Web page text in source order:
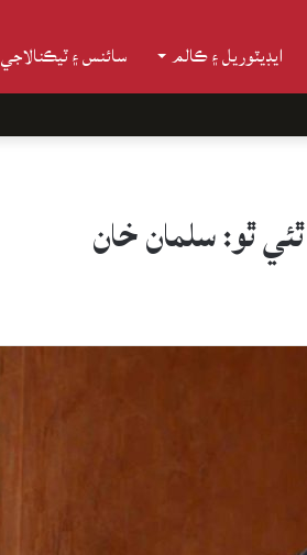
ايڊيٽوريل ۽ ڪالم سائنس ۽ ٽيڪنالاجي
ٿو: سلمان خان